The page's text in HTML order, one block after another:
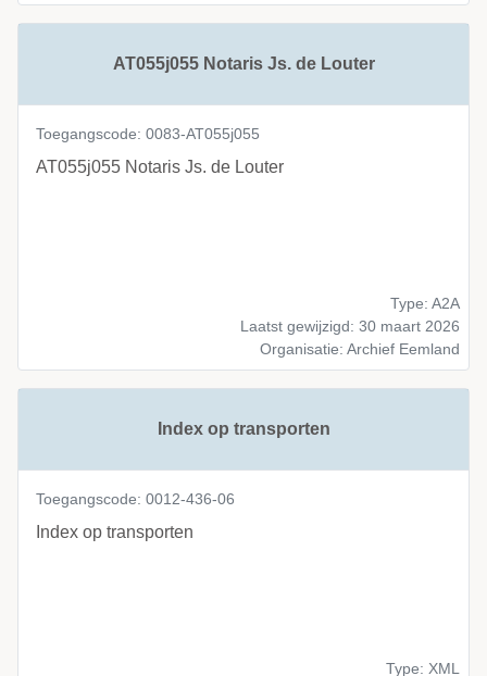
AT055j055 Notaris Js. de Louter
Toegangscode: 0083-AT055j055
AT055j055 Notaris Js. de Louter
Type: A2A
Laatst gewijzigd: 30 maart 2026
Organisatie: Archief Eemland
Index op transporten
Toegangscode: 0012-436-06
Index op transporten
Type: XML